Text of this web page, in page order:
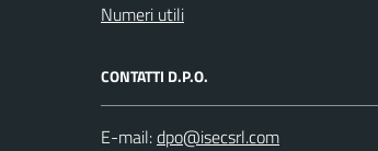
Numeri utili
CONTATTI D.P.O.
E-mail: